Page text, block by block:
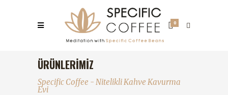
0
ÜRÜNLERIMIZ
Specific Coffee - Nitelikli Kahve Kavurma
Evi